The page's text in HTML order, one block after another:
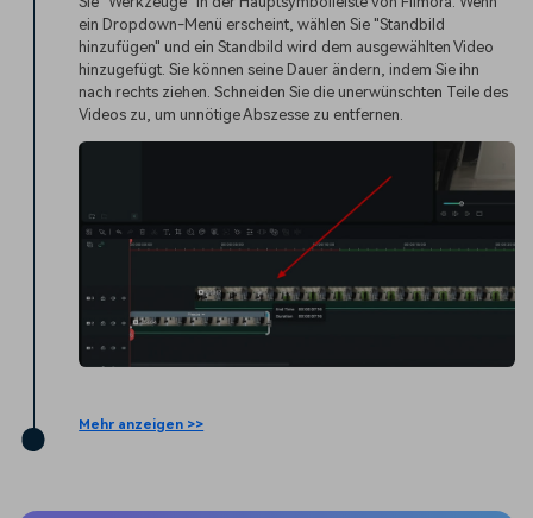
ein Dropdown-Menü erscheint, wählen Sie "Standbild
hinzufügen" und ein Standbild wird dem ausgewählten Video
hinzugefügt. Sie können seine Dauer ändern, indem Sie ihn
nach rechts ziehen. Schneiden Sie die unerwünschten Teile des
Videos zu, um unnötige Abszesse zu entfernen.
Mehr anzeigen >>